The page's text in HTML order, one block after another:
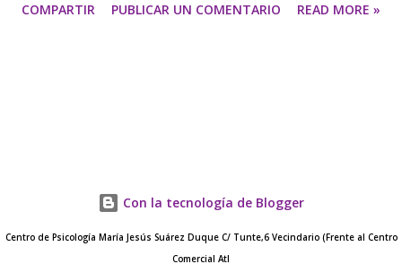
COMPARTIR PUBLICAR UN COMENTARIO READ MORE »
Con la tecnología de Blogger
Centro de Psicología María Jesús Suárez Duque C/ Tunte,6 Vecindario (Frente al Centro
Comercial Atl